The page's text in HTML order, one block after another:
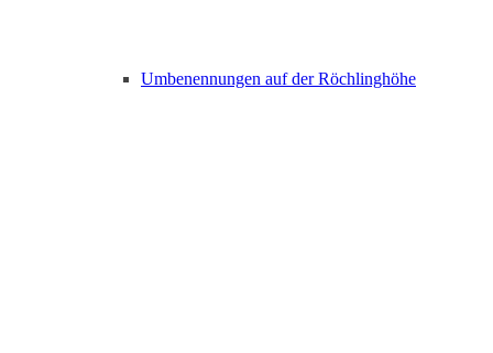
Umbenennungen auf der Röchlinghöhe